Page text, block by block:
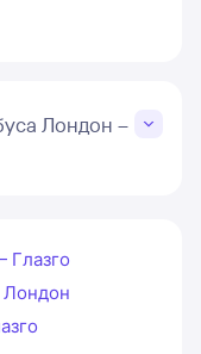
Лондон –
Глазго
Лондон